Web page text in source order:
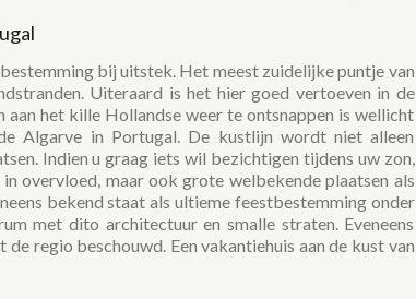
bij uitstek. Het meest zuidelijke puntje van
Uiteraard is het hier goed vertoeven in de
het kille Hollandse weer te ontsnappen is wellicht
Algarve in Portugal. De kustlijn wordt niet alleen
Indien u graag iets wil bezichtigen tijdens uw zon,
overvloed, maar ook grote welbekende plaatsen als
bekend staat als ultieme feestbestemming onder
met dito architectuur en smalle straten. Eveneens
de regio beschouwd. Een vakantiehuis aan de kust van